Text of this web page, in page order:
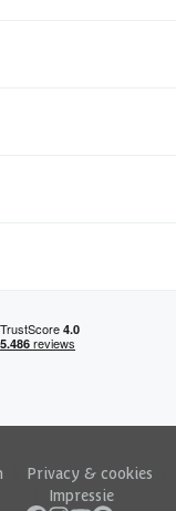
Privacy & cookies
Impressie